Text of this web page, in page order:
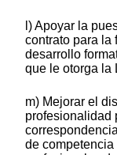
l) Apoyar la
contrato para la
desarrollo
que le otorga la
m) Mejorar el
profesionalidad
de